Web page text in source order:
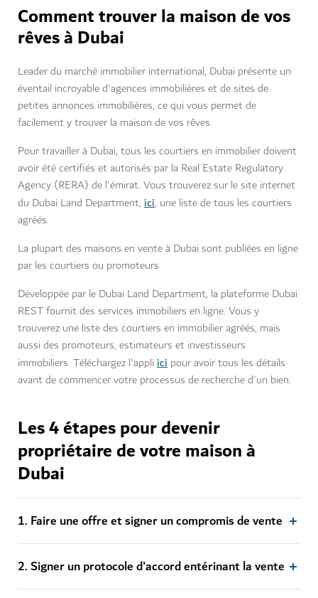
Comment trouver la maison de vos
rêves à Dubai
Leader du marché immobilier international, Dubai présente un
éventail incroyable d'agences immobilières et de sites de
petites annonces immobilières, ce qui vous permet de
facilement y trouver la maison de vos rêves.
Pour travailler à Dubai, tous les courtiers en immobilier doivent
avoir été certifiés et autorisés par la Real Estate Regulatory
Agency (RERA) de l'émirat. Vous trouverez sur le site internet
du Dubai Land Department, ici, une liste de tous les courtiers
agréés.
La plupart des maisons en vente à Dubai sont publiées en ligne
par les courtiers ou promoteurs
Développée par le Dubai Land Department, la plateforme Dubai
REST fournit des services immobiliers en ligne. Vous y
trouverez une liste des courtiers en immobilier agréés, mais
aussi des promoteurs, estimateurs et investisseurs
immobiliers. Téléchargez l'appli ici pour avoir tous les détails
avant de commencer votre processus de recherche d'un bien.
Les 4 étapes pour devenir
propriétaire de votre maison à
Dubai
1. Faire une offre et signer un compromis de vente
2. Signer un protocole d'accord entérinant la vente